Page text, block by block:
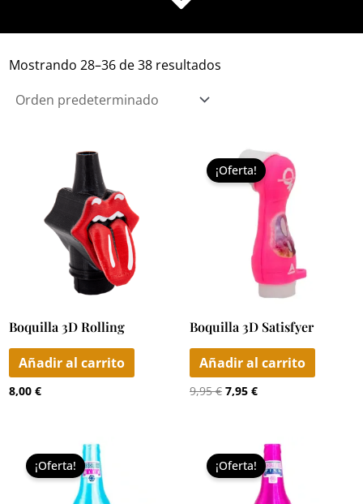
Mostrando 28–36 de 38 resultados
Boquilla 3D Rolling
Añadir al carrito
8,00 €
¡Oferta!
Boquilla 3D Satisfyer
Añadir al carrito
9,95€
precio
original
9,95 €.
7,95 €
El
precio
actual
es:
7,95 €.
¡Oferta!
precio
original
El
precio
actual
es:
¡Oferta!
precio
original
El
precio
actual
es: